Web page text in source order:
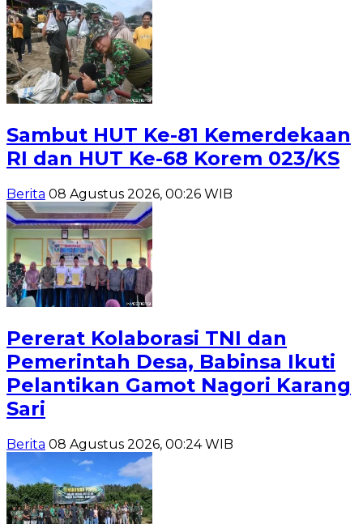
Sambut HUT Ke-81 Kemerdekaan
RI dan HUT Ke-68 Korem 023/KS
Berita 08 Agustus 2026, 00:26 WIB
Pererat Kolaborasi TNI dan
Pemerintah Desa, Babinsa Ikuti
Pelantikan Gamot Nagori Karang
Sari
Berita 08 Agustus 2026, 00:24 WIB